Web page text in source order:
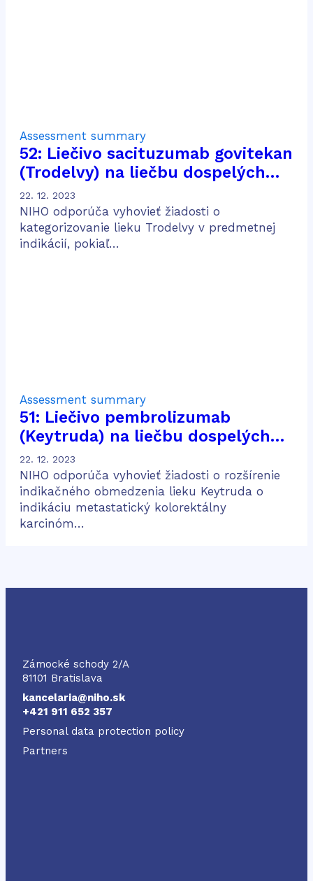
Assessment summary
52: Liečivo sacituzumab govitekan
(Trodelvy) na liečbu dospelých
pacientov s pokročilým trojito
negatívnym karcinómom prsníka,
ktorí podstúpili dve alebo viac
systémových terapií
22. 12. 2023
NIHO odporúča vyhovieť žiadosti o
kategorizovanie lieku Trodelvy v predmetnej
indikácií, pokiaľ…
Assessment summary
51: Liečivo pembrolizumab
(Keytruda) na liečbu dospelých
pacientov s metastatickým
kolorektálnym karcinómom
22. 12. 2023
NIHO odporúča vyhovieť žiadosti o rozšírenie
indikačného obmedzenia lieku Keytruda o
indikáciu metastatický kolorektálny
karcinóm…
NIHO
Zámocké schody 2/A
81101 Bratislava
kancelaria@niho.sk
+421 911 652 357
Personal data protection policy
Partners